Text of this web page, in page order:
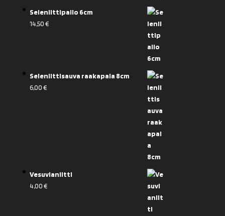
Seleniittipallo 6cm
14,50€
Seleniittisauva raakapala 8cm
6,00€
Vesuvianiitti
4,00€